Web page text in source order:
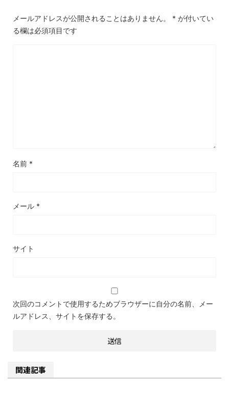
メールアドレスが公開されることはありません。 * が付いてい
る欄は必須項目です
名前 *
メール *
サイト
次回のコメントで使用するためブラウザーに自分の名前、メー
ルアドレス、サイトを保存する。
関連記事